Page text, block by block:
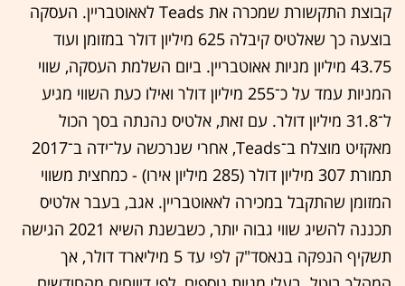
קבוצת התקשורת שמכרה את Teads לאאוטבריין. העסקה
בוצעה כך שאלטיס קיבלה 625 מיליון דולר במזומן ועוד
43.75 מיליון מניות אאוטבריין. ביום השלמת העסקה, שווי
המניות עמד על כ־255 מיליון דולר ואילו כעת השווי מגיע
ל־31.8 מיליון דולר. עם זאת, אלטיס נהנתה בסך הכול
מאקזיט מוצלח ב־Teads, אחרי שנרכשה על־ידה ב־2017
תמורת 307 מיליון דולר (285 מיליון אירו) - כמחצית משווי
המזומן שהתקבל במכירה לאאוטבריין. אגב, בעבר אלטיס
תכננה להשיג שווי גבוה יותר, כשבשנת השיא 2021 הגישה
תשקיף הנפקה בנאסד"ק לפי עד 5 מיליארד דולר, אך